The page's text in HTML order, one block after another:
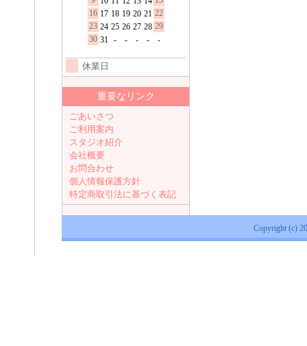
16 17 18 19 20 21 22
23 24 25 26 27 28 29
30 31 - - - - -
休業日
重要なリンク
ごあいさつ
ご利用案内
スタジオ紹介
会社概要
お問合わせ
個人情報保護方針
特定商取引法に基づく表記
Copyright (c)